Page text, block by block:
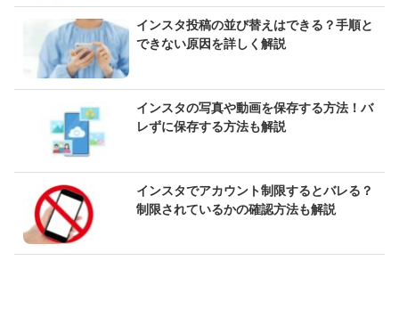
インスタ投稿の並び替えはできる？手順と
できない原因を詳しく解説
インスタの写真や動画を保存する方法！バ
レずに保存する方法も解説
インスタでアカウント制限するとバレる？
制限されているかの確認方法も解説